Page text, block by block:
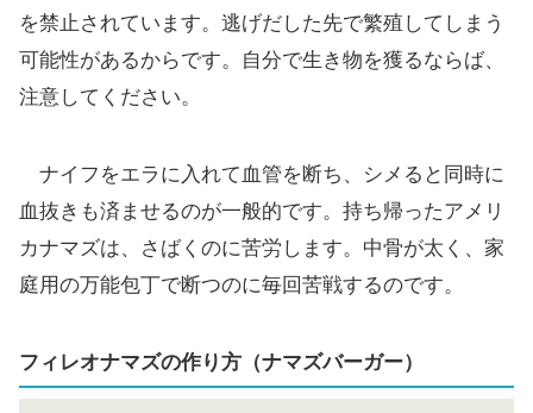
を禁止されています。逃げだした先で繁殖してしまう
可能性があるからです。自分で生き物を獲るならば、
注意してください。
ナイフをエラに入れて血管を断ち、シメると同時に
血抜きも済ませるのが一般的です。持ち帰ったアメリ
カナマズは、さばくのに苦労します。中骨が太く、家
庭用の万能包丁で断つのに毎回苦戦するのです。
フィレオナマズの作り方（ナマズバーガー）